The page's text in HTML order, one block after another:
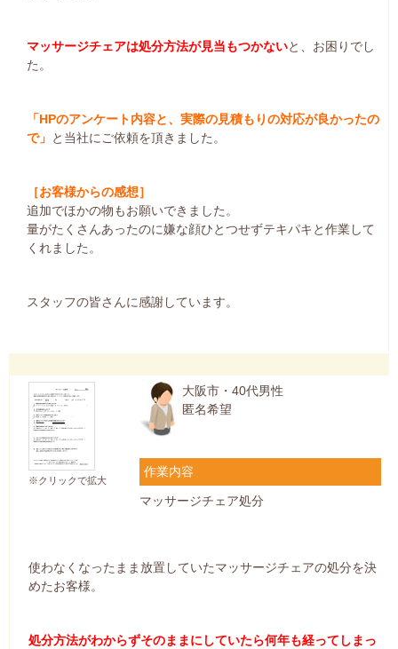
マッサージチェアは処分方法が見当もつかないと、お困りでし
た。
「HPのアンケート内容と、実際の見積もりの対応が良かったの
で」 と当社にご依頼を頂きました。
［お客様からの感想］
追加でほかの物もお願いできました。
量がたくさんあったのに嫌な顔ひとつせずテキパキと作業して
くれました。
スタッフの皆さんに感謝しています。
※クリックで拡大
大阪市・40代男性
匿名希望
作業内容
マッサージチェア処分
使わなくなったまま放置していたマッサージチェアの処分を決
めたお客様。
処分方法がわからずそのままにしていたら何年も経ってしまっ